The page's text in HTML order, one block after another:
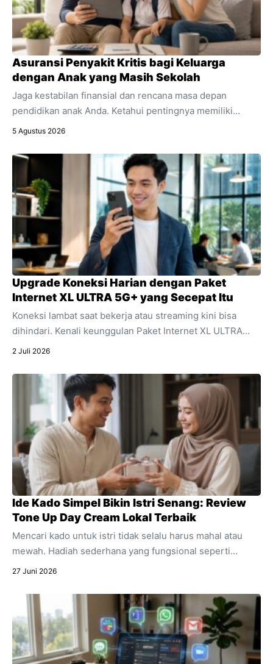
Asuransi Penyakit Kritis bagi Keluarga
dengan Anak yang Masih Sekolah
Jaga kestabilan finansial dan rencana masa depan
pendidikan anak Anda. Ketahui pentingnya memiliki
asuransi penyakit kritis sebagai bagian integral dari
5 Agustus 2026
Upgrade Koneksi Harian dengan Paket
Internet XL ULTRA 5G+ yang Secepat Itu
Koneksi lambat saat bekerja atau streaming kini bisa
dihindari. Kenali keunggulan Paket Internet XL ULTRA
5G+ yang menawarkan kecepatan ultra dan stabilitas
2 Juli 2026
Ide Kado Simpel Bikin Istri Senang: Review
Tone Up Day Cream Lokal Terbaik
Mencari kado untuk istri tidak selalu harus mahal atau
mewah. Hadiah sederhana yang fungsional seperti
skincare sering kali jauh lebih berkesan. Temukan alasan
dijadikan kado spesial untuk mendukung aktivitasnya.
27 Juni 2026